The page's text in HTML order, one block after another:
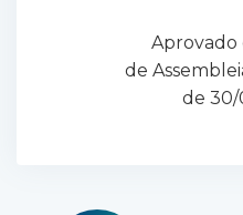
Aprovado
de
de 30/